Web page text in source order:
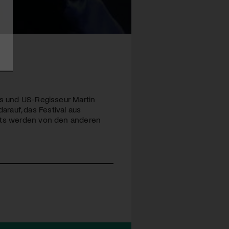
und US-Regisseur Martin
das Festival aus
werden von den anderen